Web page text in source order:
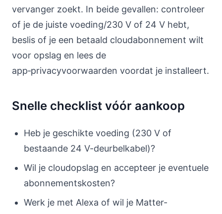
vervanger zoekt. In beide gevallen: controleer
of je de juiste voeding/230 V of 24 V hebt,
beslis of je een betaald cloudabonnement wilt
voor opslag en lees de
app‑privacyvoorwaarden voordat je installeert.
Snelle checklist vóór aankoop
Heb je geschikte voeding (230 V of
bestaande 24 V-deurbelkabel)?
Wil je cloudopslag en accepteer je eventuele
abonnementskosten?
Werk je met Alexa of wil je Matter-